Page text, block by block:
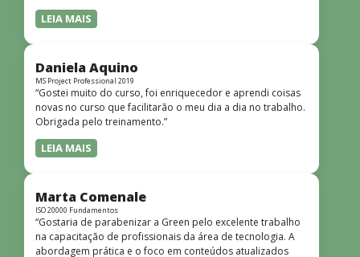
o conhecimento técnico do instrutor Peterson, que
demonstrou total domínio do assunto e soube explicar
dinâmicas e envolventes. Recomendo o curso para todos
que desejam iniciar ou aprofundar seus conhecimentos em
redes!”
LEIA MAIS
Daniela Aquino
MS Project Professional 2019
“Gostei muito do curso, foi enriquecedor e aprendi coisas
novas no curso que facilitarão o meu dia a dia no trabalho.
Obrigada pelo treinamento.”
LEIA MAIS
Marta Comenale
ISO 20000 Fundamentos
“Gostaria de parabenizar a Green pelo excelente trabalho
na capacitação de profissionais da área de tecnologia. A
abordagem prática e o foco em conteúdos atualizados